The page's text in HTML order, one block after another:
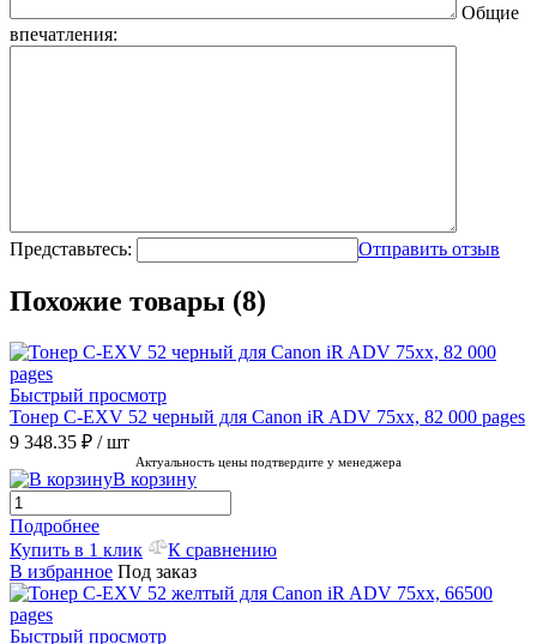
Общие
впечатления:
Представьтесь: Отправить отзыв
Похожие товары (8)
Быстрый просмотр
Тонер C-EXV 52 черный для Canon iR ADV 75хх, 82 000 pages
9 348.35 ₽ / шт
Актуальность цены подтвердите у менеджера
В корзину
Подробнее
Купить в 1 клик
К сравнению
В избранное Под заказ
Быстрый просмотр